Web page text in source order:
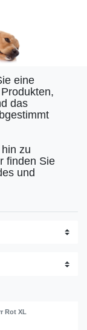
eine
das
zu
finden Sie
und
Rot XL